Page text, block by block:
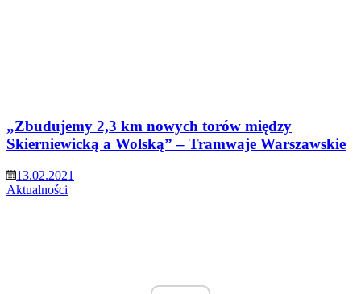
„Zbudujemy 2,3 km nowych torów między
Skierniewicką a Wolską” – Tramwaje Warszawskie
13.02.2021
Aktualności